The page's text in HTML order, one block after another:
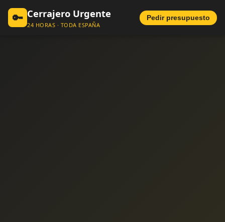
🔑 Cerrajero Urgente
24 HORAS · TODA ESPAÑA
Pedir presupuesto